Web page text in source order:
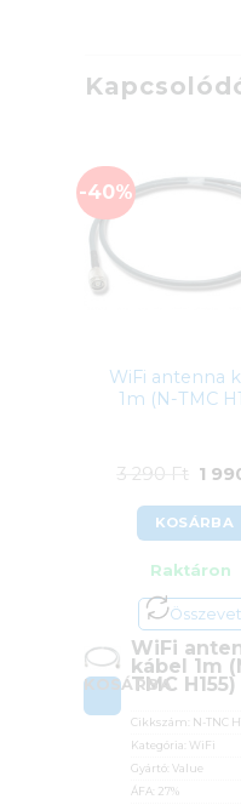
-40%
WiFi antenna
1m (N-TMC
3 290 Ft
was:
3
290
1
KOSÁRBA
Raktáron
Összevet
KOSÁRBA
WiFi
kábel 1m
TMC H155)
Cikkszám: N-TNC
Kategória: WiFi
Gyártó:Value
ÁFA: 27%